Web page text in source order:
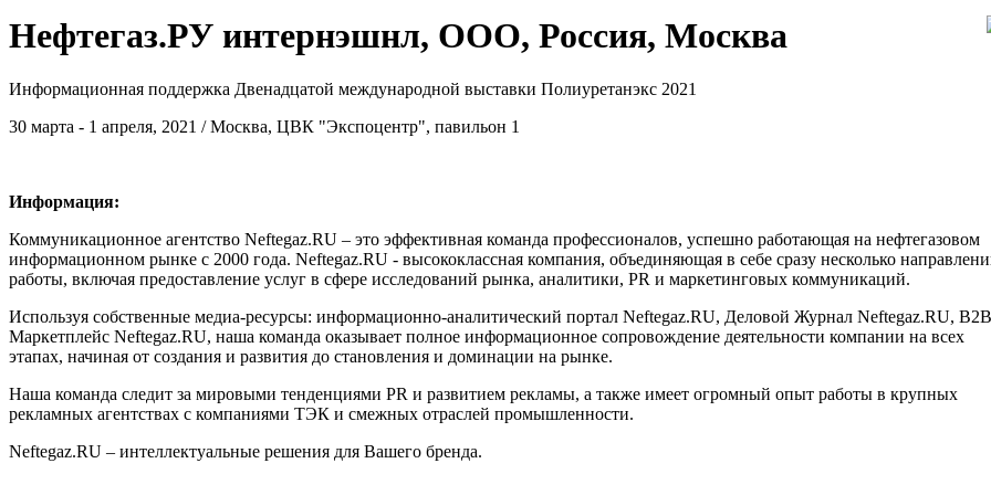
Нефтегаз.РУ интернэшнл, ООО, Россия, Москва
Информационная поддержка Двенадцатой международной выставки Полиуретанэкс 2021
30 марта - 1 апреля, 2021 / Москва, ЦВК "Экспоцентр", павильон 1
Информация:
Коммуникационное агентство Neftegaz.RU – это эффективная команда профессионалов, успешно работающая на нефтегазовом
информационном рынке с 2000 года. Neftegaz.RU - высококлассная компания, объединяющая в себе сразу несколько
работы, включая предоставление услуг в сфере исследований рынка, аналитики, PR и маркетинговых коммуникаций.
Используя собственные медиа-ресурсы: информационно-аналитический портал Neftegaz.RU, Деловой Журнал Neftegaz.RU,
Маркетплейс Neftegaz.RU, наша команда оказывает полное информационное сопровождение деятельности компании на всех
этапах, начиная от создания и развития до становления и доминации на рынке.
Наша команда следит за мировыми тенденциями PR и развитием рекламы, а также имеет огромный опыт работы в крупных
рекламных агентствах с компаниями ТЭК и смежных отраслей промышленности.
Neftegaz.RU – интеллектуальные решения для Вашего бренда.